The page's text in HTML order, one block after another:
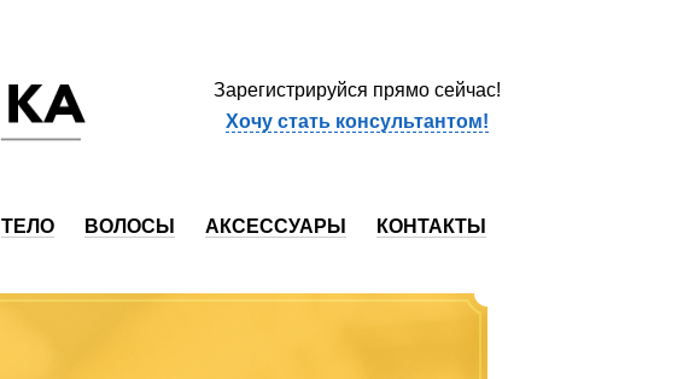
Зарегистрируйся прямо сейчас!
Хочу стать консультантом!
ТЕЛО ВОЛОСЫ АКСЕССУАРЫ КОНТАКТЫ